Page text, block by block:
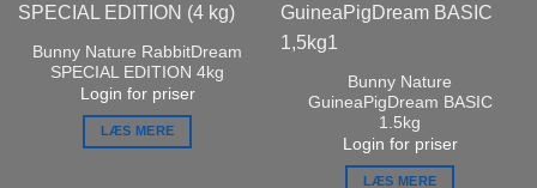
Bunny Nature RabbitDream
SPECIAL EDITION 4kg
Login for priser
LÆS MERE
Bunny Nature
GuineaPigDream BASIC
1.5kg
Login for priser
LÆS MERE